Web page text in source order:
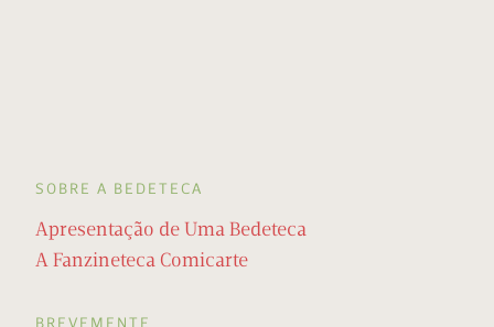
SOBRE A BEDETECA
Apresentação de Uma Bedeteca
A Fanzineteca Comicarte